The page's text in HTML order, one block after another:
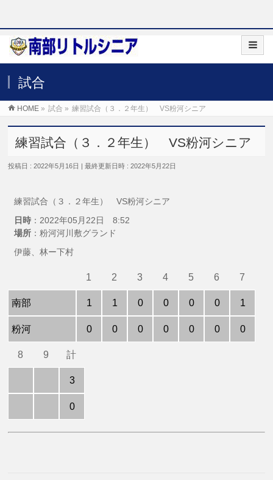
試合
HOME » 試合 » 練習試合（３．２年生） VS粉河シニア
練習試合（３．２年生） VS粉河シニア
投稿日 : 2022年5月16日 最終更新日時 : 2022年5月22日
練習試合（３．２年生） VS粉河シニア
日時 ：2022年05月22日 8:52
場所 ：粉河河川敷グランド
伊藤、林ー下村
南部
粉河
1
1
0
2
1
0
3
0
0
4
0
0
5
0
0
6
0
0
7
1
0
8 9 計
3
0